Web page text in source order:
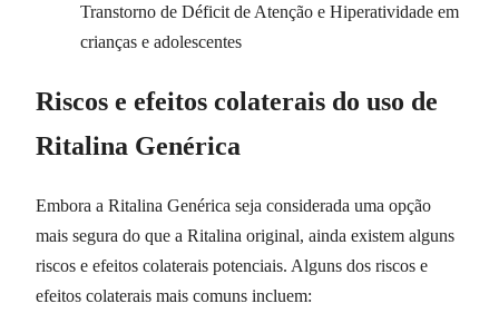
Transtorno de Déficit de Atenção e Hiperatividade em
crianças e adolescentes
Riscos e efeitos colaterais do uso de
Ritalina Genérica
Embora a Ritalina Genérica seja considerada uma opção
mais segura do que a Ritalina original, ainda existem alguns
riscos e efeitos colaterais potenciais. Alguns dos riscos e
efeitos colaterais mais comuns incluem: